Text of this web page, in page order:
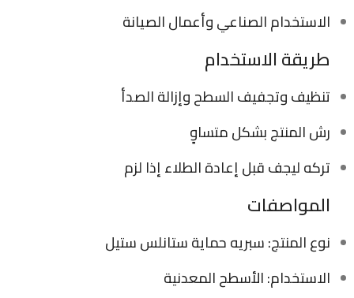
الاستخدام الصناعي وأعمال الصيانة
طريقة الاستخدام
تنظيف وتجفيف السطح وإزالة الصدأ
رش المنتج بشكل متساوٍ
تركه ليجف قبل إعادة الطلاء إذا لزم
المواصفات
نوع المنتج: سبريه حماية ستانلس ستيل
الاستخدام: الأسطح المعدنية